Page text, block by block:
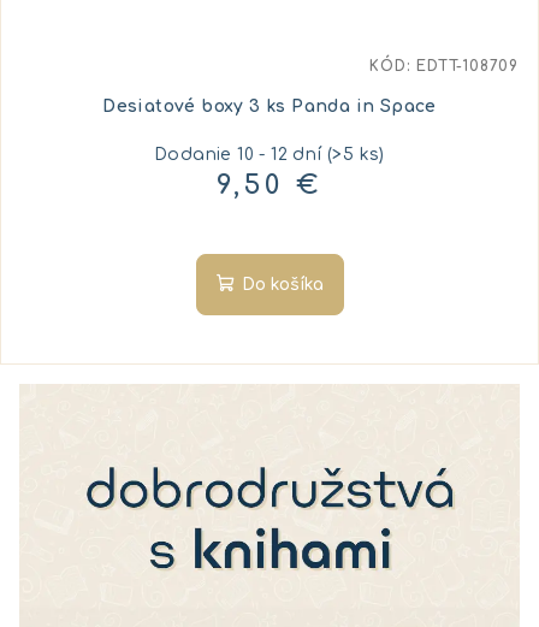
Desiatové boxy 3 ks Panda in Space
Dodanie 10 - 12 dní(>5 ks)
9,50 €
Do košíka
KÓD: EDTT-108709